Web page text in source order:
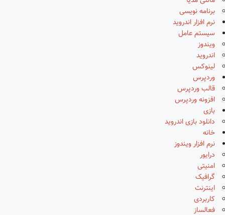
برنامه نویسی
نرم افزار اندروید
سیستم عامل
ویندوز
اندروید
لینوکس
وردپرس
قالب وردپرس
افزونه وردپرس
بازی
دانلود بازی اندروید
خانه
نرم افزار ویندوز
درایور
امنیتی
گرافیک
اینترنت
کاربردی
فعالساز